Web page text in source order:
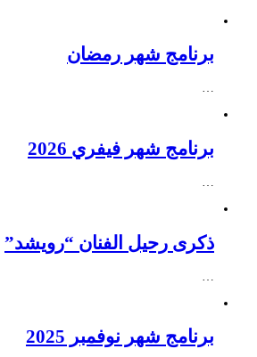
برنامج شهر رمضان
…
برنامج شهر فيفري 2026
…
ذكرى رحيل الفنان “رويشد”
…
برنامج شهر نوفمبر 2025